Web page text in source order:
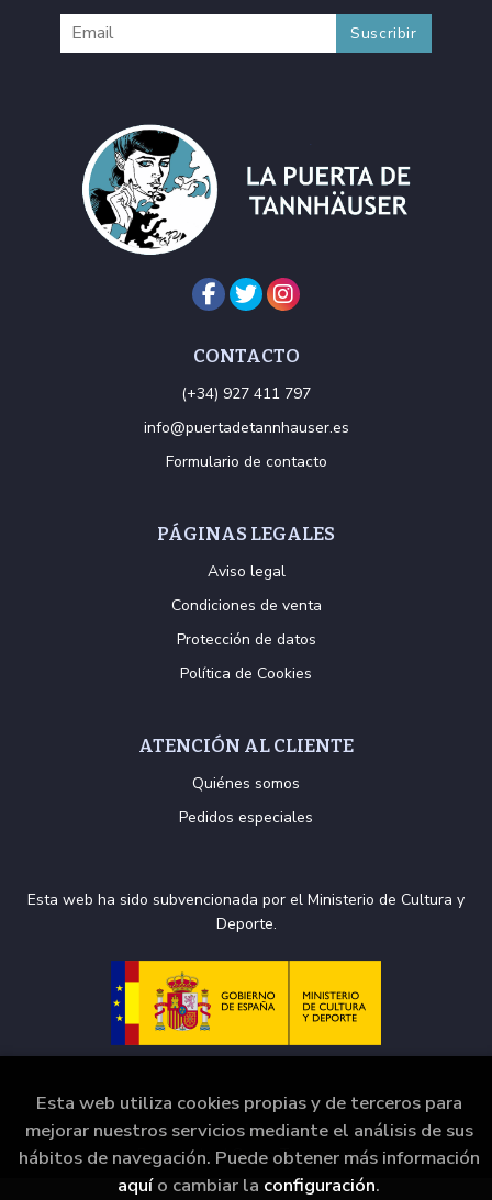
CONTACTO
(+34) 927 411 797
info@puertadetannhauser.es
Formulario de contacto
PÁGINAS LEGALES
Aviso legal
Condiciones de venta
Protección de datos
Política de Cookies
ATENCIÓN AL CLIENTE
Quiénes somos
Pedidos especiales
Esta web ha sido subvencionada por el Ministerio de Cultura y
Deporte.
2026 ©La Puerta de Tannhäuser. Todos los Derechos
Reservados |Grupo Trevenque
Esta web utiliza cookies propias y de terceros para
mejorar nuestros servicios mediante el análisis de sus
hábitos de navegación. Puede obtener más información
aquío cambiar la configuración.